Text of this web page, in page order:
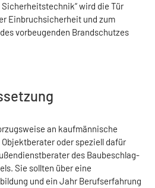
wird die Tür
Einbruchsicherheit und zum
vorbeugenden Brandschutzes
an kaufmännische
oder speziell dafür
des Baubeschlag-
Sie sollten über eine
und ein Jahr Berufserfahrung